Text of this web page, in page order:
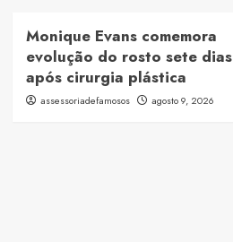
Monique Evans comemora
evolução do rosto sete dias
após cirurgia plástica
assessoriadefamosos agosto 9, 2026